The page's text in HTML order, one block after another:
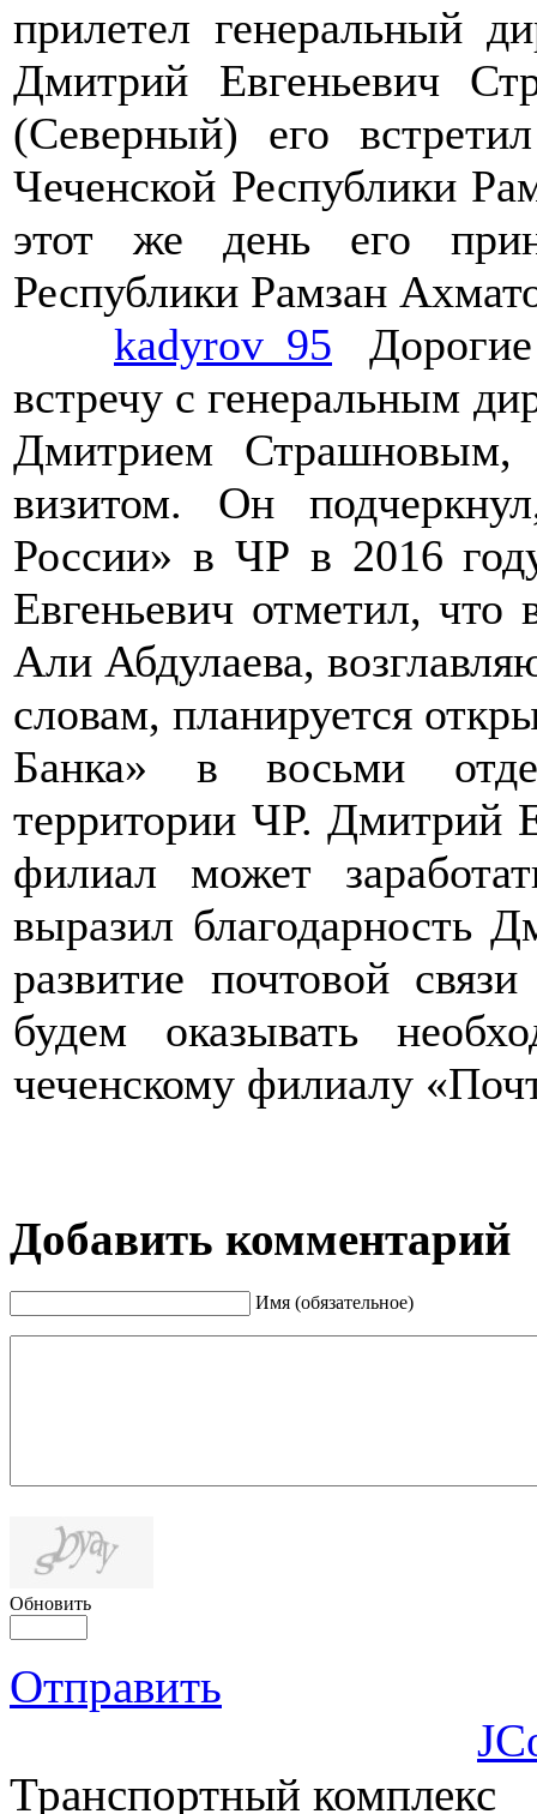
прилетел генеральный
Дмитрий Евгеньевич
(Северный) его
Чеченской Республики
этот же день его
Республики Рамзан
kadyrov_95
встречу с генеральным
Дмитрием
визитом. Он
России» в ЧР в 2016
Евгеньевич отметил, что
Али Абдулаева,
словам, планируется
Банка» в восьми
территории ЧР. Дмитрий
филиал может
выразил благодарность
развитие почтовой
будем оказывать
чеченскому филиалу
Добавить комментарий
Имя (обязательное)
Обновить
Отправить
Транспортный комплекс